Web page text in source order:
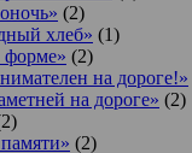
(2)
хлеб» (1)
форме» (2)
на дороге!»
на дороге» (2)
(2)